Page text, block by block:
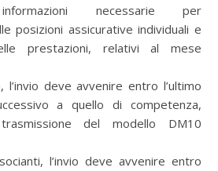
necessarie per
posizioni assicurative individuali e
prestazioni, relativi al mese
deve avvenire entro l’ultimo
a quello di competenza,
del modello DM10
l’invio deve avvenire entro